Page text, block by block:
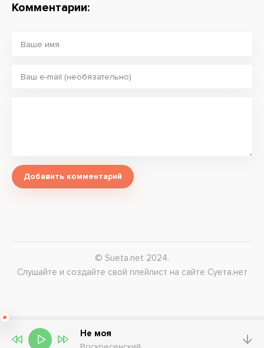
Комментарии:
Добавить комментарий
© Sueta.net 2024.
Слушайте и создайте свой плейлист на сайте Суета.нет
Не моя